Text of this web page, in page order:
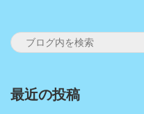
最近の投稿